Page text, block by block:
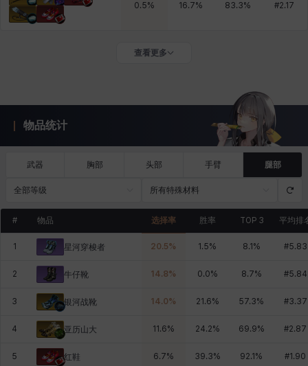
0.5% 16.7% 83.3% #2.17
查看更多
物品统计
武器 胸部 头部 手臂 腿部
全部等级 所有特殊材料
# 物品 选择率 胜率 TOP 3 平均排
1 星河穿梭者 20.5% 1.5% 8.1 % #5.83
2 牛仔靴 14.8% 0.0% 8.7% #5.84
3 银河战靴 14.0% 21.6% 57.3% #3.37
4 亚历山大 11.6% 24.2% 69.9% #2.87
5 红鞋 6.7% 39.3% 92.1 % #1.90